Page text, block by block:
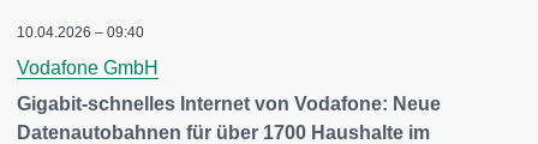
10.04.2026 – 09:40
Vodafone GmbH
Gigabit-schnelles Internet von Vodafone: Neue
Datenautobahnen für über 1700 Haushalte im